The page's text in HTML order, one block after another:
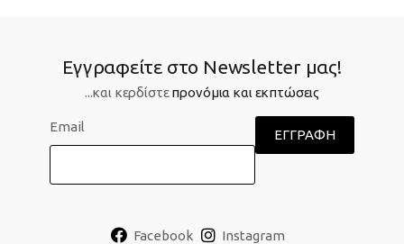
Εγγραφείτε στο Newsletter μας!
...και κερδίστεπρονόμια και εκπτώσεις
Email
Facebook Instagram